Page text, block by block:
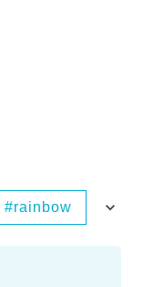
rainbow